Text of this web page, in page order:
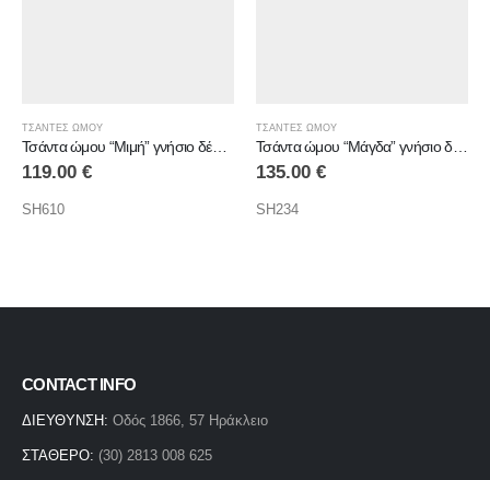
ΤΣΑΝΤΕΣ ΩΜΟΥ
Τσάντα ώμου “Μιμή” γνήσιο δέρμα
119.00 €
SH610
ΤΣΑΝΤΕΣ ΩΜΟΥ
Τσάντα ώμου “Μάγδα” γνήσιο δέρμα
135.00 €
SH234
CONTACT INFO
ΔΙΕΥΘΥΝΣΗ: Οδός 1866, 57 Ηράκλειο
ΣΤΑΘΕΡΟ: (30) 2813 008 625